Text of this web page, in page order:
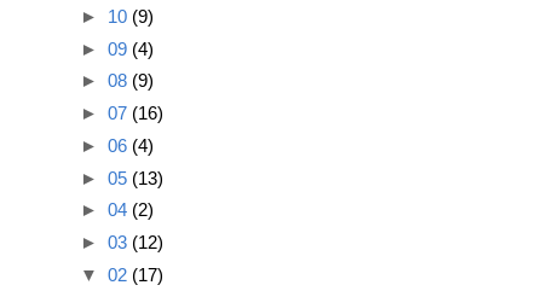
► 10 (9)
► 09 (4)
► 08 (9)
► 07 (16)
► 06 (4)
► 05 (13)
► 04 (2)
► 03 (12)
▼ 02 (17)